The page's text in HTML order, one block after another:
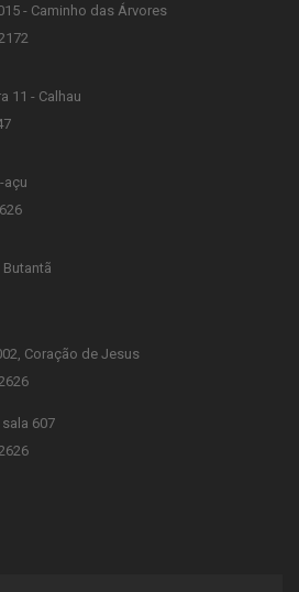
- Caminho das Árvores
11 - Calhau
açu
Butantã
Coração de Jesus
607